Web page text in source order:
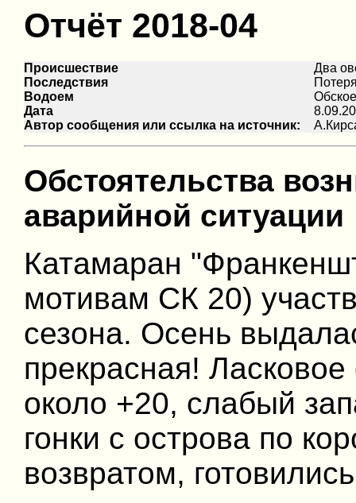
Отчёт 2018-04
Происшествие
Два
Последствия
Водоем
Дата
Автор сообщения или ссылка на источник:
Обстоятельства
аварийной ситуации
Катамаран
мотивам СК 20)
сезона. Осень
прекрасная!
около +20, слабый
гонки с острова по
возвратом,